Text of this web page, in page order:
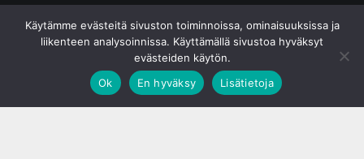
Käytämme evästeitä sivuston toiminnoissa, ominaisuuksissa ja
liikenteen analysoinnissa. Käyttämällä sivustoa hyväksyt
evästeiden käytön.
Ok
En hyväksy Lisätietoja